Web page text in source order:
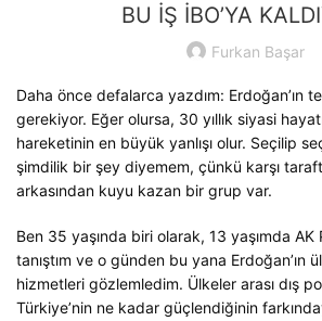
BU İŞ İBO’YA
Furkan Başar
Daha önce defalarca yazdım: Erdoğan’ın
gerekiyor. Eğer olursa, 30 yıllık siyasi
hareketinin en büyük yanlışı olur. Seçilip
şimdilik bir şey diyemem, çünkü karşı
arkasından kuyu kazan bir grup var.
Ben 35 yaşında biri olarak, 13 yaşımda AK
tanıştım ve o günden bu yana Erdoğan’ın
hizmetleri gözlemledim. Ülkeler arası dış
Türkiye’nin ne kadar güçlendiğinin